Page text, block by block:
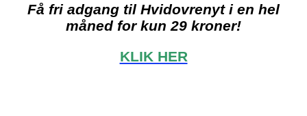
Få fri adgang til Hvidovrenyt i en hel
måned for kun 29 kroner!
KLIK HER